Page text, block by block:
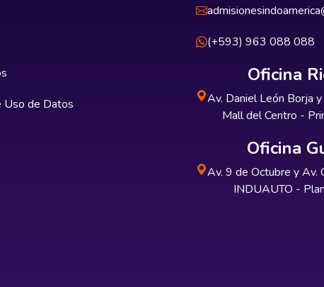
Uso de Datos
(+593) 963 088 088
Oficina
Av. Daniel León Borja
Mall del Centro -
Oficina
Av. 9 de Octubre y Av.
INDUAUTO -